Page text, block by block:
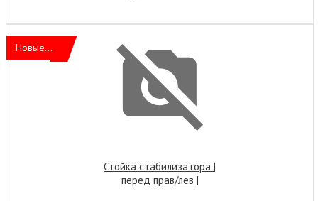
Новые...
Стойка стабилизатора |
перед прав/лев |